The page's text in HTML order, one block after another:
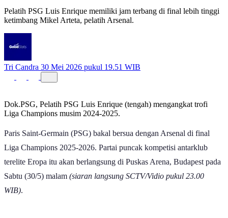
Pelatih PSG Luis Enrique memiliki jam terbang di final lebih tinggi
ketimbang Mikel Arteta, pelatih Arsenal.
Tri Candra 30 Mei 2026 pukul 19.51 WIB